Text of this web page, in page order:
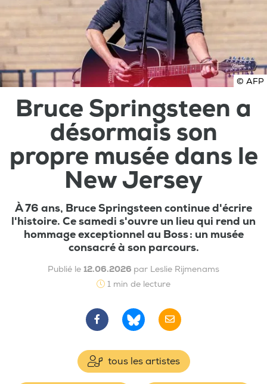
© AFP
Bruce Springsteen a
désormais son
propre musée dans le
New Jersey
À 76 ans, Bruce Springsteen continue d'écrire
l'histoire. Ce samedi s'ouvre un lieu qui rend un
hommage exceptionnel au Boss : un musée
consacré à son parcours.
Publié le 12.06.2026 par Leslie Rijmenams
1 min de lecture
tous les artistes